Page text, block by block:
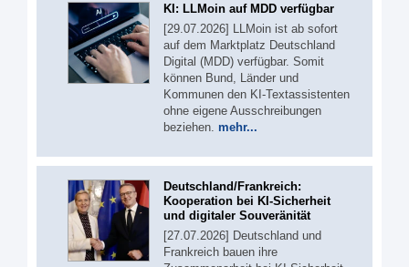
KI: LLMoin auf MDD verfügbar
[29.07.2026] LLMoin ist ab sofort
auf dem Marktplatz Deutschland
Digital (MDD) verfügbar. Somit
können Bund, Länder und
Kommunen den KI-Textassistenten
ohne eigene Ausschreibungen
beziehen. mehr...
Deutschland/Frankreich:
Kooperation bei KI-Sicherheit
und digitaler Souveränität
[27.07.2026] Deutschland und
Frankreich bauen ihre